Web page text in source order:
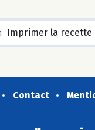
Imprimer la recette
Contact